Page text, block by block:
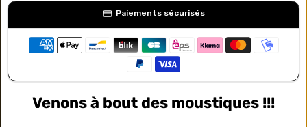
Paiements sécurisés
Venons à bout des moustiques !!!